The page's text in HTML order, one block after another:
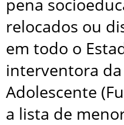
pena
relocados ou
em todo o
interventora da
Adolescente
a lista de